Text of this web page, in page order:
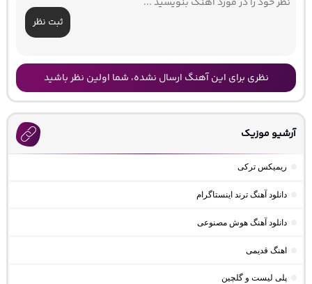
ثبت نظر
نظری برای این آهنگ ارسال نشده، شما اولین نظر باشید
آرشیو موزیک
ریمیکس ترکی
دانلود آهنگ ترند اینستاگرام
دانلود آهنگ هوش مصنوعی
اهنگ قدیمی
پلی لیست و گلچین